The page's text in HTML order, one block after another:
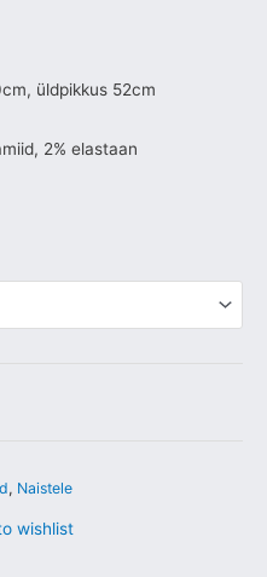
üldpikkus 52cm
2% elastaan
, Naistele
wishlist